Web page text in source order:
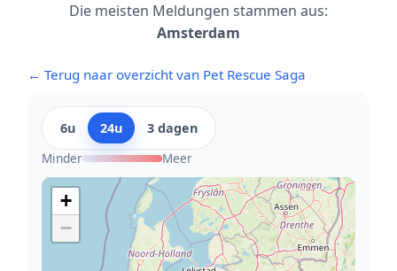
Die meisten Meldungen stammen aus:
Amsterdam
← Terug naar overzicht van Pet Rescue Saga
6u 24u
3 dagen
Minder
Meer
+
−